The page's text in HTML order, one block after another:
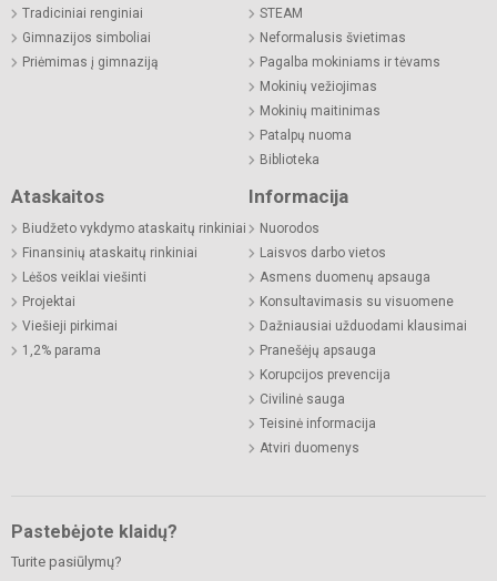
Tradiciniai renginiai
Gimnazijos simboliai
Priėmimas į gimnaziją
STEAM
Neformalusis švietimas
Pagalba mokiniams ir tėvams
Mokinių vežiojimas
Mokinių maitinimas
Patalpų nuoma
Biblioteka
Ataskaitos
Biudžeto vykdymo ataskaitų rinkiniai
Finansinių ataskaitų rinkiniai
Lėšos veiklai viešinti
Projektai
Viešieji pirkimai
1,2% parama
Informacija
Nuorodos
Laisvos darbo vietos
Asmens duomenų apsauga
Konsultavimasis su visuomene
Dažniausiai užduodami klausimai
Pranešėjų apsauga
Korupcijos prevencija
Civilinė sauga
Teisinė informacija
Atviri duomenys
Pastebėjote klaidų?
Turite pasiūlymų?